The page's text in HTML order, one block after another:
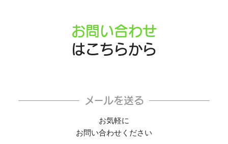
お問い合わせ
はこちらから
メールを送る
お気軽に
お問い合わせください